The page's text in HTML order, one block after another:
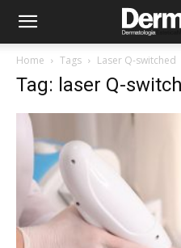
Home Tags Laser Q-switched
Tag: laser Q-